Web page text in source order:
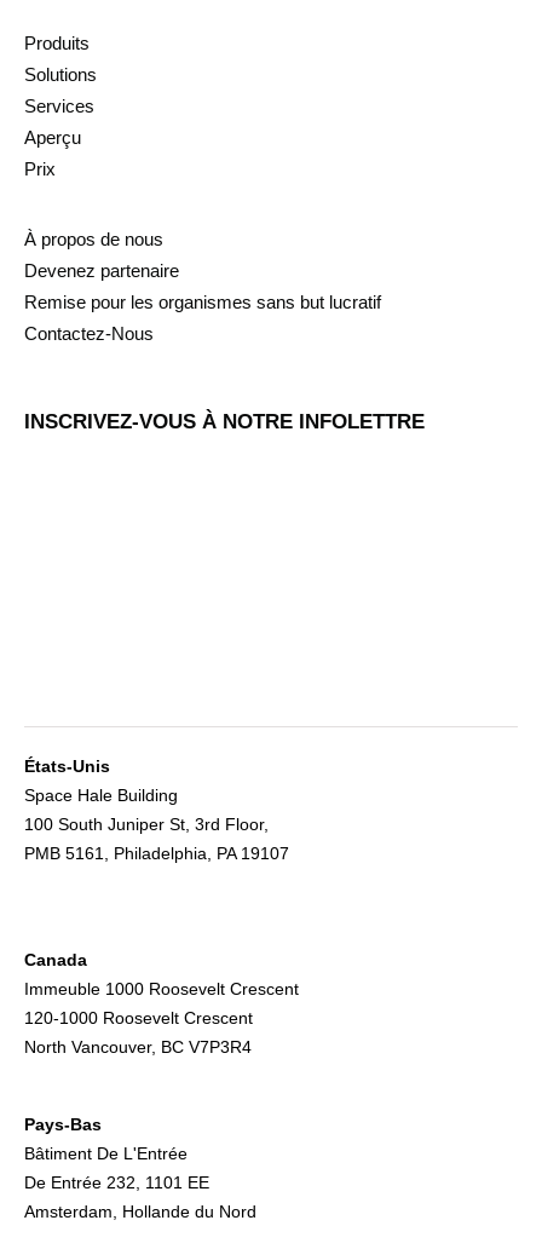
Produits
Solutions
Services
Aperçu
Prix
À propos de nous
Devenez partenaire
Remise pour les organismes sans but lucratif
Contactez-Nous
INSCRIVEZ-VOUS À NOTRE INFOLETTRE
États-Unis
Space Hale Building
100 South Juniper St, 3rd Floor,
PMB 5161, Philadelphia, PA 19107
Canada
Immeuble 1000 Roosevelt Crescent
120-1000 Roosevelt Crescent
North Vancouver, BC V7P3R4
Pays-Bas
Bâtiment De L'Entrée
De Entrée 232, 1101 EE
Amsterdam, Hollande du Nord